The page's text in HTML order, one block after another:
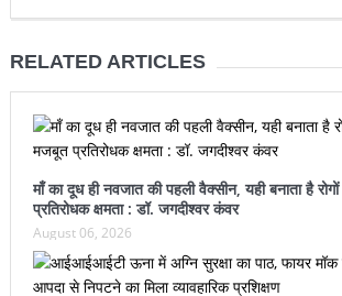
RELATED ARTICLES
माँ का दूध ही नवजात की पहली वैक्सीन, यही बनाता है
प्रतिरोधक क्षमता : डॉ. जगदीश्वर कंवर
August 06, 2026